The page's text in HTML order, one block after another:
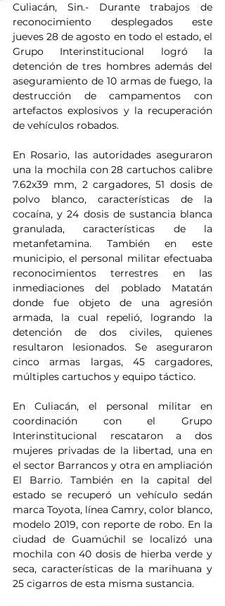
Culiacán, Sin.- Durante trabajos de
reconocimiento desplegados este
jueves 28 de agosto en todo el estado, el
Grupo Interinstitucional logró la
detención de tres hombres además del
aseguramiento de 10 armas de fuego, la
destrucción de campamentos con
artefactos explosivos y la recuperación
de vehículos robados.
En Rosario, las autoridades aseguraron
una la mochila con 28 cartuchos calibre
7.62x39 mm, 2 cargadores, 51 dosis de
polvo blanco, características de la
cocaína, y 24 dosis de sustancia blanca
granulada, características de la
metanfetamina. También en este
municipio, el personal militar efectuaba
reconocimientos terrestres en las
inmediaciones del poblado Matatán
donde fue objeto de una agresión
armada, la cual repelió, logrando la
detención de dos civiles, quienes
resultaron lesionados. Se aseguraron
cinco armas largas, 45 cargadores,
múltiples cartuchos y equipo táctico.
En Culiacán, el personal militar en
coordinación con el Grupo
Interinstitucional rescataron a dos
mujeres privadas de la libertad, una en
el sector Barrancos y otra en ampliación
El Barrio. También en la capital del
estado se recuperó un vehículo sedán
marca Toyota, línea Camry, color blanco,
modelo 2019, con reporte de robo. En la
ciudad de Guamúchil se localizó una
mochila con 40 dosis de hierba verde y
seca, características de la marihuana y
25 cigarros de esta misma sustancia.